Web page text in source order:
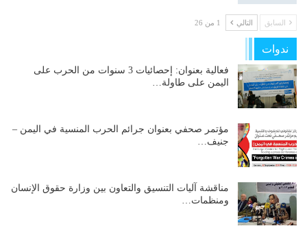
السابق التالي 1 من 26
ندوات
فعالية بعنوان: إحصائيات 3 سنوات من الحرب على
اليمن على طاولة…
مؤتمر صحفي بعنوان جرائم الحرب المنسية في اليمن –
جنيف…
مناقشة آليات التنسيق والتعاون بين وزارة حقوق الإنسان
ومنظمات…